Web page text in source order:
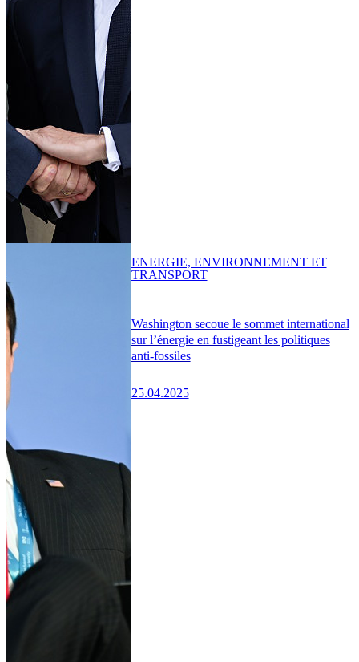
Washington secoue le sommet international
sur l’énergie en fustigeant les politiques
anti-fossiles
25.04.2025
ENERGIE, ENVIRONNEMENT ET
TRANSPORT